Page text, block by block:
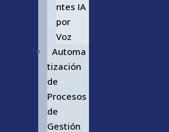
ntes IA
por
Voz
Automa
tización
de
Procesos
de
Gestión